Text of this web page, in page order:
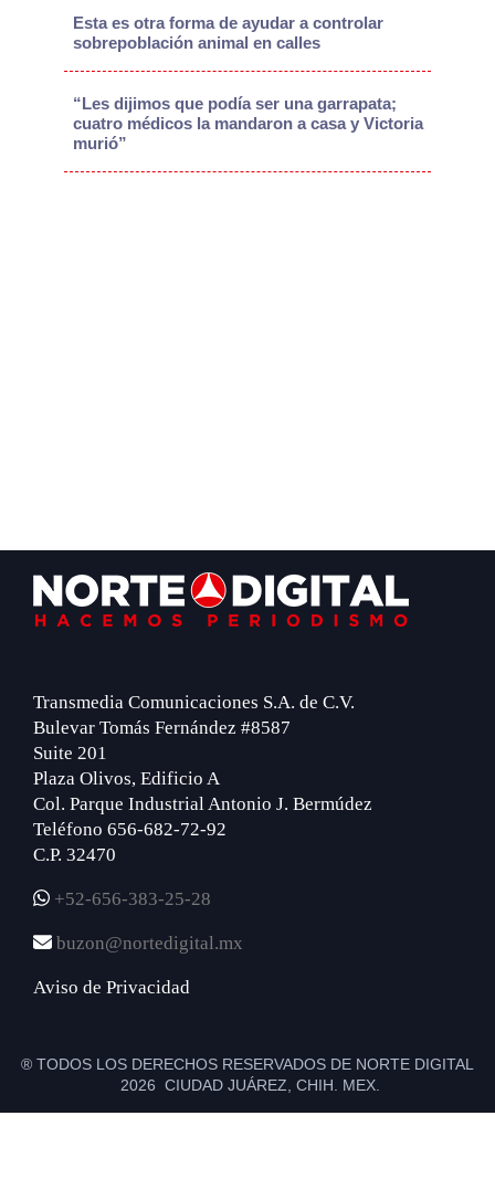
Esta es otra forma de ayudar a controlar
sobrepoblación animal en calles
“Les dijimos que podía ser una garrapata;
cuatro médicos la mandaron a casa y Victoria
murió”
Footer
Transmedia Comunicaciones S.A. de C.V.
Bulevar Tomás Fernández #8587
Suite 201
Plaza Olivos, Edificio A
Col. Parque Industrial Antonio J. Bermúdez
Teléfono 656-682-72-92
C.P. 32470
+52-656-383-25-28
buzon@nortedigital.mx
Aviso de Privacidad
® TODOS LOS DERECHOS RESERVADOS DE NORTE DIGITAL
2026 CIUDAD JUÁREZ, CHIH. MEX.